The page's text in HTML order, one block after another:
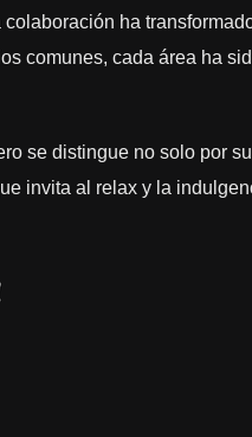
ha
comunes, cada área ha
se distingue no solo por
invita al relax y la